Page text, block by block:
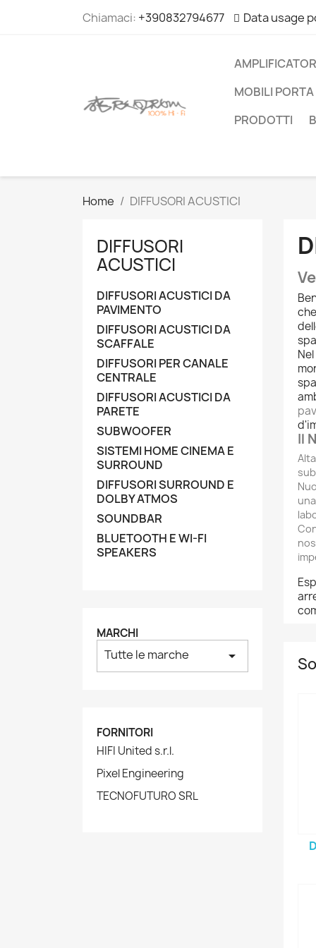
Chiamaci: +390832794677 Data usage
MOBILI
PRODOTTI
Home DIFFUSORI ACUSTICI
DIFFUSORI
ACUSTICI
DIFFUSORI ACUSTICI DA
PAVIMENTO
DIFFUSORI ACUSTICI DA
SCAFFALE
DIFFUSORI PER CANALE
CENTRALE
DIFFUSORI ACUSTICI DA
PARETE
SUBWOOFER
SISTEMI HOME CINEMA E
SURROUND
DIFFUSORI SURROUND E
DOLBY ATMOS
SOUNDBAR
BLUETOOTH E WI-FI
SPEAKERS
MARCHI
Tutte le marche arrow_drop_down
FORNITORI
HIFI United s.r.l.
Pixel Engineering
TECNOFUTURO SRL
Il